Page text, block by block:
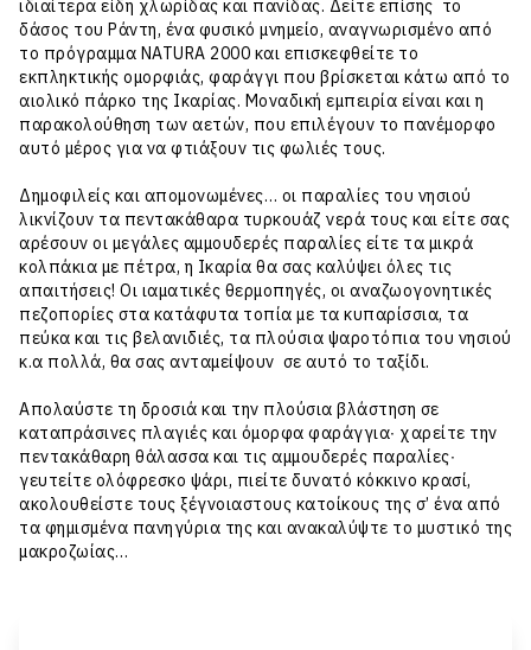
ιδιαίτερα είδη χλωρίδας και πανίδας. Δείτε επίσης το
δάσος του Ράντη, ένα φυσικό μνημείο, αναγνωρισμένο από
το πρόγραμμα NATURA 2000 και επισκεφθείτε το
εκπληκτικής ομορφιάς, φαράγγι που βρίσκεται κάτω από το
αιολικό πάρκο της Ικαρίας. Μοναδική εμπειρία είναι και η
παρακολούθηση των αετών, που επιλέγουν το πανέμορφο
αυτό μέρος για να φτιάξουν τις φωλιές τους.
Δημοφιλείς και απομονωμένες… οι παραλίες του νησιού
λικνίζουν τα πεντακάθαρα τυρκουάζ νερά τους και είτε σας
αρέσουν οι μεγάλες αμμουδερές παραλίες είτε τα μικρά
κολπάκια με πέτρα, η Ικαρία θα σας καλύψει όλες τις
απαιτήσεις! Οι ιαματικές θερμοπηγές, οι αναζωογονητικές
πεζοπορίες στα κατάφυτα τοπία με τα κυπαρίσσια, τα
πεύκα και τις βελανιδιές, τα πλούσια ψαροτόπια του νησιού
κ.α πολλά, θα σας ανταμείψουν σε αυτό το ταξίδι.
Απολαύστε τη δροσιά και την πλούσια βλάστηση σε
καταπράσινες πλαγιές και όμορφα φαράγγια∙ χαρείτε την
πεντακάθαρη θάλασσα και τις αμμουδερές παραλίες∙
γευτείτε ολόφρεσκο ψάρι, πιείτε δυνατό κόκκινο κρασί,
ακολουθείστε τους ξέγνοιαστους κατοίκους της σ’ ένα από
τα φημισμένα πανηγύρια της και ανακαλύψτε το μυστικό της
μακροζωίας…